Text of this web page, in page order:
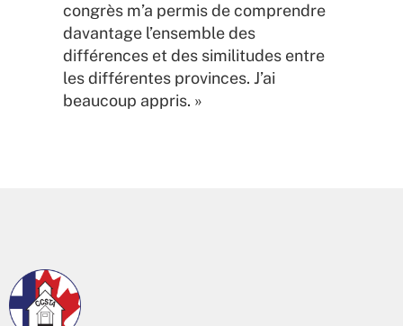
congrès m’a permis de comprendre
davantage l’ensemble des
différences et des similitudes entre
les différentes provinces. J’ai
beaucoup appris. »